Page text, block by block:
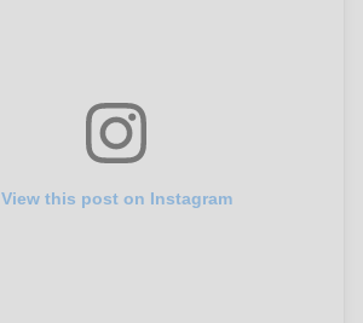
View this post on Instagram